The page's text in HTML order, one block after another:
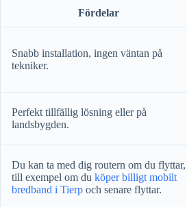
Fördelar
Snabb installation, ingen väntan på
tekniker.
Perfekt tillfällig lösning eller på
landsbygden.
Du kan ta med dig routern om du flyttar,
till exempel om du köper billigt mobilt
bredband i Tierp och senare flyttar.